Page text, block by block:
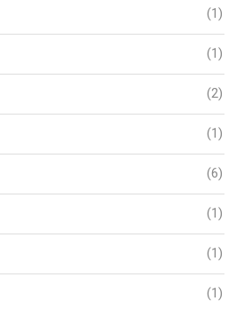
(1)
(1)
(2)
(1)
(6)
(1)
(1)
(1)